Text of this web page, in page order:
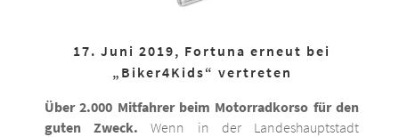
17. Juni 2019, Fortuna erneut bei
„Biker4Kids“ vertreten
Über 2.000 Mitfahrer beim Motorradkorso für den
guten Zweck. Wenn in der Landeshauptstadt